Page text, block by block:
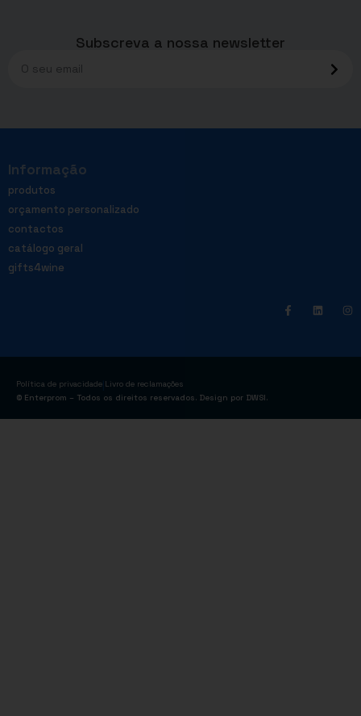
Subscreva a nossa newsletter
Informação
produtos
orçamento personalizado
contactos
catálogo geral
gifts4wine
Política de privacidade Livro de reclamações
© Enterprom – Todos os direitos reservados. Design por DWSI.